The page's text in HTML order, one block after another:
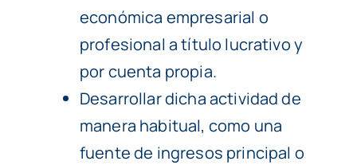
económica empresarial o
profesional a título lucrativo y
por cuenta propia.
Desarrollar dicha actividad de
manera habitual, como una
fuente de ingresos principal o